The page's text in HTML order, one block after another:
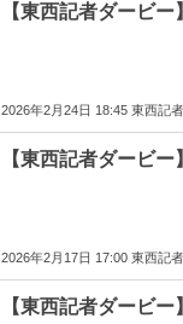
【東西記者ダービ
2026年2月24日 18:45 東西記
【東西記者ダービ
2026年2月17日 17:00 東西記
【東西記者ダービ